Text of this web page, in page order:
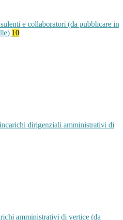
e collaboratori (da pubblicare in
10
dirigenziali amministrativi di
amministrativi di vertice (da